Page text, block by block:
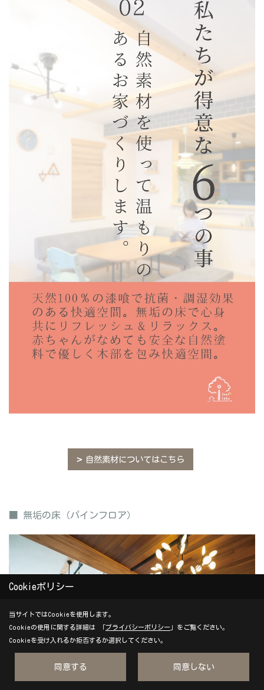
自然素材についてはこちら
■ 無垢の床（パインフロア）
Cookieポリシー
当サイトではCookieを使用します。
Cookieの使用に関する詳細は 「プライバシーポリシー 」をご覧ください。
Cookieを受け入れるか拒否するか選択してください。
同意する 同意しない